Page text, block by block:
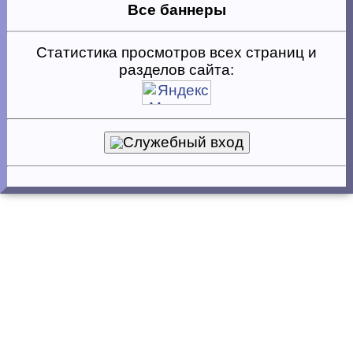
Все баннеры
Статистика просмотров всех страниц и
разделов сайта:
Служебный вход